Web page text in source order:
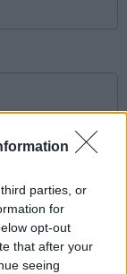
parties, or
for
opt-out
that after your
seeing
by
the Google